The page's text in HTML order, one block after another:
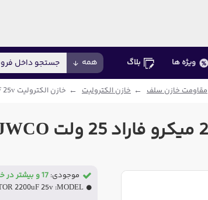
ویژه ها بلاگ همه
مقاومت خازن سلف خازن الکترولیت خازن الکترولیت 2200uF 25v
موجودی: 17 و بیشتر در خرید عمده
MODEL:
2200uF 25v